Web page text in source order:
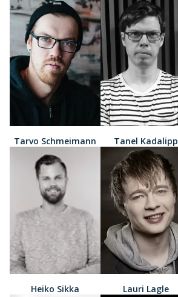
Tarvo Schmeimann Tanel Kadalipp
Heiko Sikka Lauri Lagle